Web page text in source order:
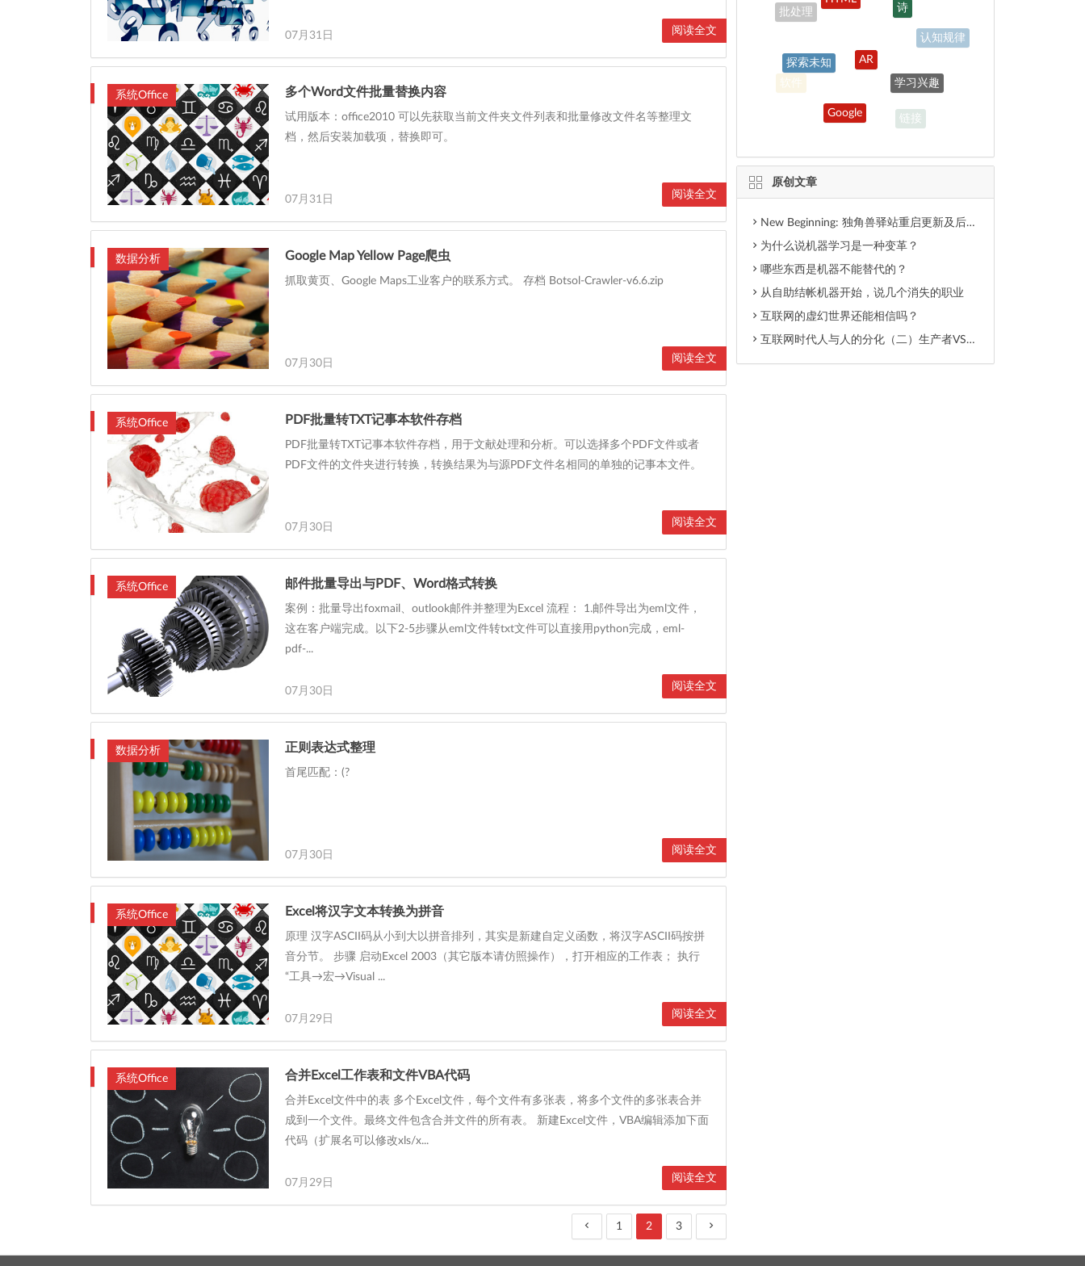
07月31日 阅读全文
系统Office 多个Word文件批量替换内容
试用版本：office2010 可以先获取当前文件夹文件列表和批量修改文件名等整理文
档，然后安装加载项，替换即可。
07月31日 阅读全文
数据分析 Google Map Yellow Page爬虫
抓取黄页、Google Maps工业客户的联系方式。 存档 Botsol-Crawler-v6.6.zip
07月30日 阅读全文
系统Office PDF批量转TXT记事本软件存档
PDF批量转TXT记事本软件存档，用于文献处理和分析。可以选择多个PDF文件或者
PDF文件的文件夹进行转换，转换结果为与源PDF文件名相同的单独的记事本文件。
07月30日 阅读全文
系统Office 邮件批量导出与PDF、Word格式转换
案例：批量导出foxmail、outlook邮件并整理为Excel 流程： 1.邮件导出为eml文件，
这在客户端完成。以下2-5步骤从eml文件转txt文件可以直接用python完成，eml-
pdf-...
07月30日 阅读全文
数据分析 正则表达式整理
首尾匹配：(?
07月30日 阅读全文
系统Office Excel将汉字文本转换为拼音
原理 汉字ASCII码从小到大以拼音排列，其实是新建自定义函数，将汉字ASCII码按拼
音分节。 步骤 启动Excel 2003（其它版本请仿照操作），打开相应的工作表； 执行
“工具→宏→Visual ...
07月29日 阅读全文
系统Office 合并Excel工作表和文件VBA代码
合并Excel文件中的表 多个Excel文件，每个文件有多张表，将多个文件的多张表合并
成到一个文件。最终文件包含合并文件的所有表。 新建Excel文件，VBA编辑添加下面
代码（扩展名可以修改xls/x...
07月29日 阅读全文
1 2 3
批处理
认知规律
软件
链接
原创文章
New Beginning: 独角兽驿站重启更新及后期内容调整
为什么说机器学习是一种变革？
哪些东西是机器不能替代的？
从自助结帐机器开始，说几个消失的职业
互联网的虚幻世界还能相信吗？
互联网时代人与人的分化（二）生产者VS消费者